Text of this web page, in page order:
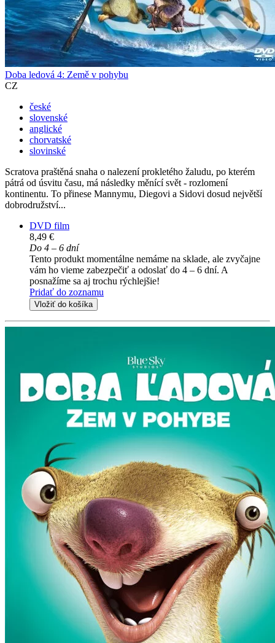
Doba ledová 4: Země v pohybu
CZ
české
slovenské
anglické
chorvatské
slovinské
Scratova praštěná snaha o nalezení prokletého žaludu, po kterém
pátrá od úsvitu času, má následky měnící svět - rozlomení
kontinentu. To přinese Mannymu, Diegovi a Sidovi dosud největší
dobrodružství...
DVD film
8,49 €
Do 4 – 6 dní
Tento produkt momentálne nemáme na sklade, ale zvyčajne
vám ho vieme zabezpečiť a odoslať do 4 – 6 dní. A
posnažíme sa aj trochu rýchlejšie!
Pridať do zoznamu
Vložiť do košíka